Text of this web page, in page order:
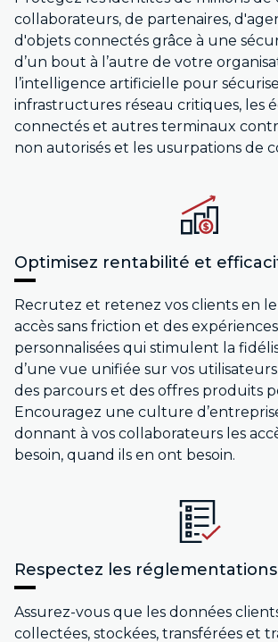
collaborateurs, de partenaires,
d'objets connectés grâce à une
d’un bout à l’autre de votre
l’intelligence artificielle pour
infrastructures réseau critiques, les
connectés et autres terminaux
non autorisés et les usurpations de
Optimisez rentabilité et
Recrutez et retenez vos clients en
accès sans friction et des
personnalisées qui stimulent la
d’une vue unifiée sur vos
des parcours et des offres produits
Encouragez une culture
donnant à vos collaborateurs les
besoin, quand ils en ont besoin.
Respectez les réglementations
Assurez-vous que les données
collectées, stockées, transférées et